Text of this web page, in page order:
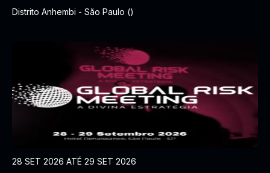
Distrito Anhembi - São Paulo ()
28 SET 2026 ATÉ 29 SET 2026